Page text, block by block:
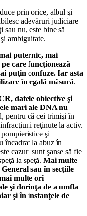
prin orice, albul şi
adevăruri judiciare
sau nu, este bine să
ambiguitate.
puternic, mai
care funcţionează
puţin confuze. Iar asta
în egală măsură.
datele obiective şi
mari ale DNA nu
pentru că cei trimişi în
reţinute la activ.
şi
încadrat la abuz în
cazuri sunt şanse să fie
la speţă. Mai multe
sau în secţiile
multe ori
şi dorinţa de a umfla
şi în instanţele de